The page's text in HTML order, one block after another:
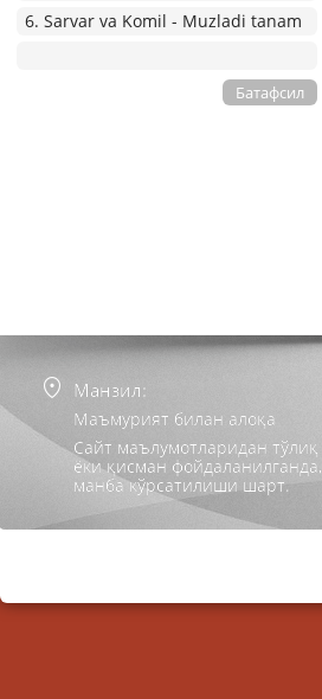
6. Sarvar va Komil - Muzladi tanam
Батафсил
Манзил:
Маъмурият билан алоқа
Сайт маълумотларидан тўлиқ
ёки қисман фойдаланилганда,
манба кўрсатилиши шарт.